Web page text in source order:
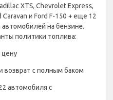
XTS, Chevrolet Express,
и Ford F-150 + еще 12
на бензине.
политики топлива:
цену
возврат с полным баком
автомобиля с